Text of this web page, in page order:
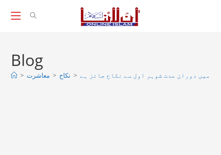
Blog
> معاشرت > نکاح > میں دوران عدت شوہر اول سے نکاح جائز ہے